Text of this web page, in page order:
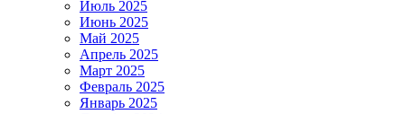
Июль 2025
Июнь 2025
Май 2025
Апрель 2025
Март 2025
Февраль 2025
Январь 2025